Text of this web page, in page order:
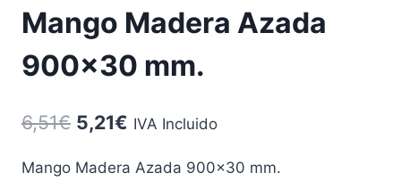
Mango Madera Azada
900×30 mm.
6,51€ El
original
5,21€ El
actual
IVA Incluido
Mango Madera Azada 900×30 mm.